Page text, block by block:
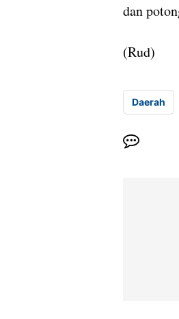
dan
(Rud)
Daerah